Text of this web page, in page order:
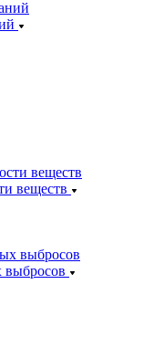
веществ
выбросов